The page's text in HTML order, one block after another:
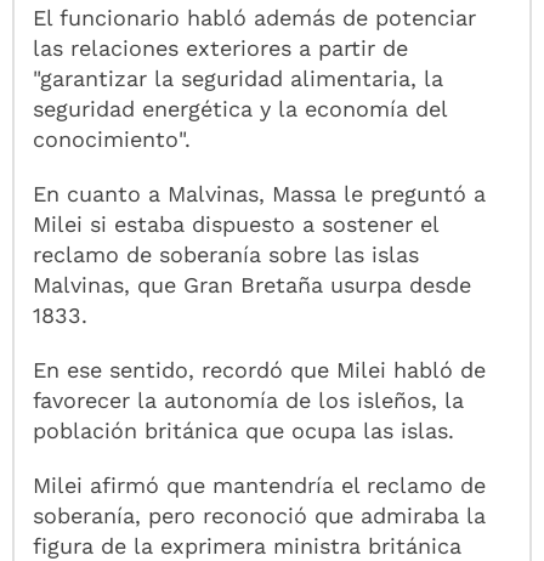
El funcionario habló además de potenciar
las relaciones exteriores a partir de
"garantizar la seguridad alimentaria, la
seguridad energética y la economía del
conocimiento".
En cuanto a Malvinas, Massa le preguntó a
Milei si estaba dispuesto a sostener el
reclamo de soberanía sobre las islas
Malvinas, que Gran Bretaña usurpa desde
1833.
En ese sentido, recordó que Milei habló de
favorecer la autonomía de los isleños, la
población británica que ocupa las islas.
Milei afirmó que mantendría el reclamo de
soberanía, pero reconoció que admiraba la
figura de la exprimera ministra británica